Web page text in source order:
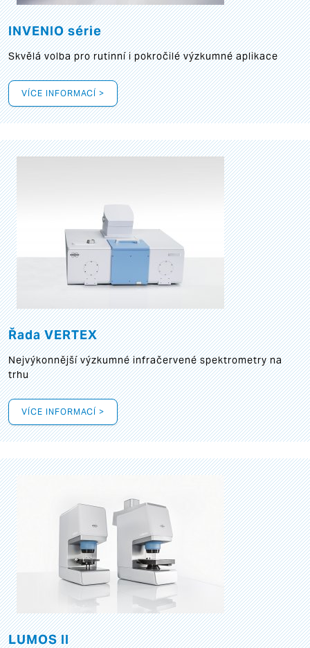
INVENIO série
Skvělá volba pro rutinní i pokročilé výzkumné aplikace
VÍCE INFORMACÍ >
Řada VERTEX
Nejvýkonnější výzkumné infračervené spektrometry na
trhu
VÍCE INFORMACÍ >
LUMOS II